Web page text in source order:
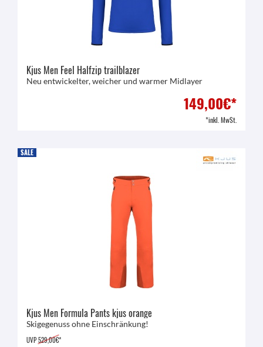
Kjus Men Feel Halfzip trailblazer
Neu entwickelter, weicher und warmer Midlayer
149,00€*
*inkl. MwSt.
SALE
Kjus Men Formula Pants kjus orange
Skigegenuss ohne Einschränkung!
UVP529,00€*